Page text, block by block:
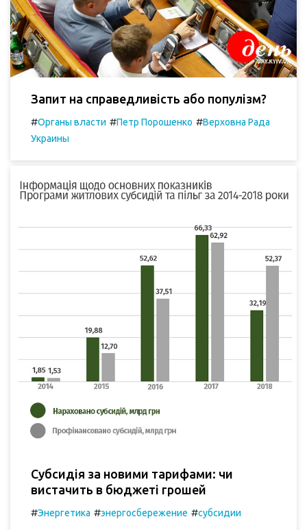
Запит на справедливість або популізм?
#Органы власти #Петр Порошенко #Верховна Рада
Украины
Субсидія за новими тарифами: чи
вистачить в бюджеті грошей
#Энергетика #энергосбережение #субсидии